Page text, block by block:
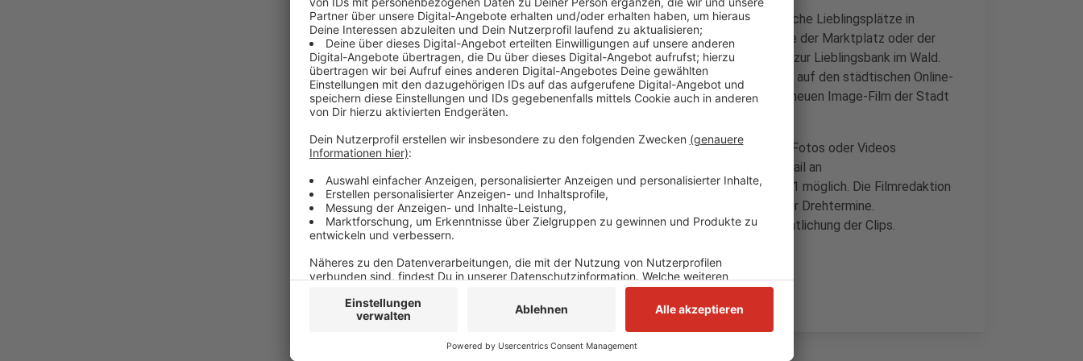
Unter dem Motto "Lieblingsorte" ruft die Stadt dazu auf, persönliche Lieblingsplätze in
Ratingen vorzustellen. Gesucht werden sowohl bekannte Orte wie der Marktplatz oder der
Poensgenpark als auch versteckte Juwelen – vom Spielplatz bis zur Lieblingsbank im Wald.
Die eingesendeten Clips werden schon dieses Jahr nach und nach auf den städtischen Online-
Kanälen veröffentlicht. Einige Szenen könnten am Ende sogar im neuen Image-Film der Stadt
landen.
Über einOnline-Formularkönnen Lieblingsorte beschrieben und Fotos oder Videos
hochgeladen werden. Alternativ ist die Kontaktaufnahme per E-Mail an
lieblingsorte@ratingen.de oder telefonisch unter 02102/550-1051 möglich. Die Filmredaktion
wählt aus den Einsendungen aus und meldet sich wegen möglicher Drehtermine.
Voraussetzung für die Teilnahme ist die Zustimmung zur Veröffentlichung der Clips.
Anzeige